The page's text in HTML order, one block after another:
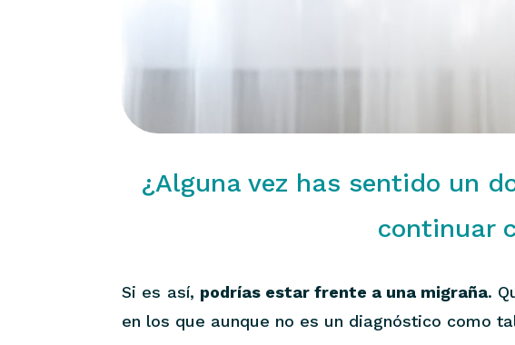
¿Alguna vez has sentido un
continuar
Si es así, podrías estar frente a una migraña.
en los que aunque no es un diagnóstico como